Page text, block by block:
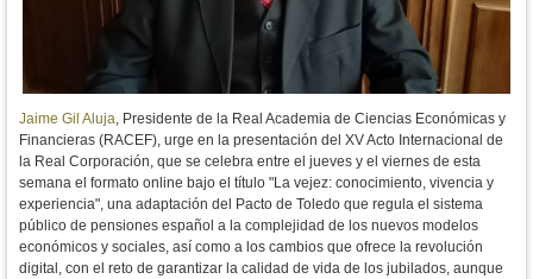
Jaime Gil Aluja, Presidente de la Real Academia de Ciencias Económicas y
Financieras (RACEF), urge en la presentación del XV Acto Internacional de
la Real Corporación, que se celebra entre el jueves y el viernes de esta
semana el formato online bajo el título "La vejez: conocimiento, vivencia y
experiencia", una adaptación del Pacto de Toledo que regula el sistema
público de pensiones español a la complejidad de los nuevos modelos
económicos y sociales, así como a los cambios que ofrece la revolución
digital, con el reto de garantizar la calidad de vida de los jubilados, aunque